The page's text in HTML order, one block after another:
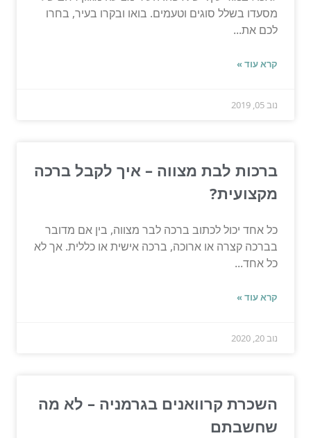
מסעדו בשלל סוגים וטעמים. בואו ובקרו בעיר, בחרו
לכם את...
קרא עוד »
נוב 05, 2019
ברכות לבת מצווה – איך לקבל ברכה
מקצועית?
כל אחד יכול לכתוב ברכה לבר מצווה, בין אם מדובר
בברכה קצרה או ארוכה, ברכה אישית או כללית. אך לא
כל אחד...
קרא עוד »
נוב 20, 2020
השכרת קרוואנים בגרמניה – לא מה
שחשבתם